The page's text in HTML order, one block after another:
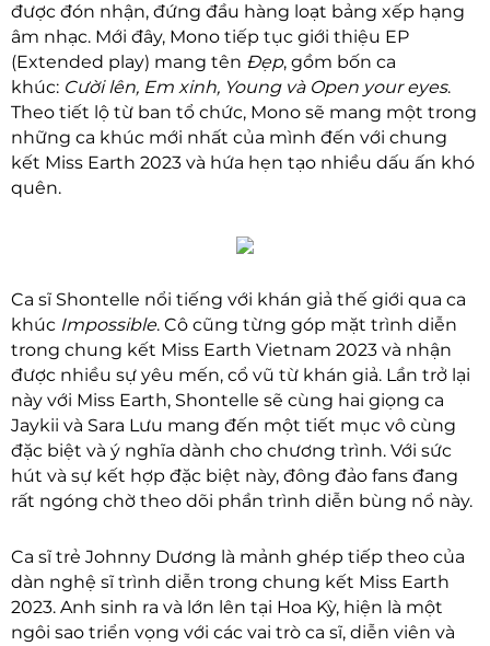
được đón nhận, đứng đầu hàng loạt bảng xếp hạng
âm nhạc. Mới đây, Mono tiếp tục giới thiệu EP
(Extended play) mang tên Đẹp, gồm bốn ca
khúc: Cười lên, Em xinh, Young và Open your eyes.
Theo tiết lộ từ ban tổ chức, Mono sẽ mang một trong
những ca khúc mới nhất của mình đến với chung
kết Miss Earth 2023 và hứa hẹn tạo nhiều dấu ấn khó
quên.
Ca sĩ Shontelle nổi tiếng với khán giả thế giới qua ca
khúc Impossible. Cô cũng từng góp mặt trình diễn
trong chung kết Miss Earth Vietnam 2023 và nhận
được nhiều sự yêu mến, cổ vũ từ khán giả. Lần trở lại
này với Miss Earth, Shontelle sẽ cùng hai giọng ca
Jaykii và Sara Lưu mang đến một tiết mục vô cùng
đặc biệt và ý nghĩa dành cho chương trình. Với sức
hút và sự kết hợp đặc biệt này, đông đảo fans đang
rất ngóng chờ theo dõi phần trình diễn bùng nổ này.
Ca sĩ trẻ Johnny Dương là mảnh ghép tiếp theo của
dàn nghệ sĩ trình diễn trong chung kết Miss Earth
2023. Anh sinh ra và lớn lên tại Hoa Kỳ, hiện là một
ngôi sao triển vọng với các vai trò ca sĩ, diễn viên và